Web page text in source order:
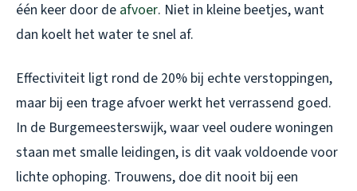
één keer door de afvoer. Niet in kleine beetjes, want
dan koelt het water te snel af.
Effectiviteit ligt rond de 20% bij echte verstoppingen,
maar bij een trage afvoer werkt het verrassend goed.
In de Burgemeesterswijk, waar veel oudere woningen
staan met smalle leidingen, is dit vaak voldoende voor
lichte ophoping. Trouwens, doe dit nooit bij een